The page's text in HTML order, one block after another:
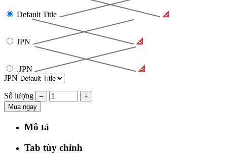
Default Title
JPN
.JPN
JPN
Số lượng –
+
Mua ngay
Mô tả
Tab tùy chỉnh